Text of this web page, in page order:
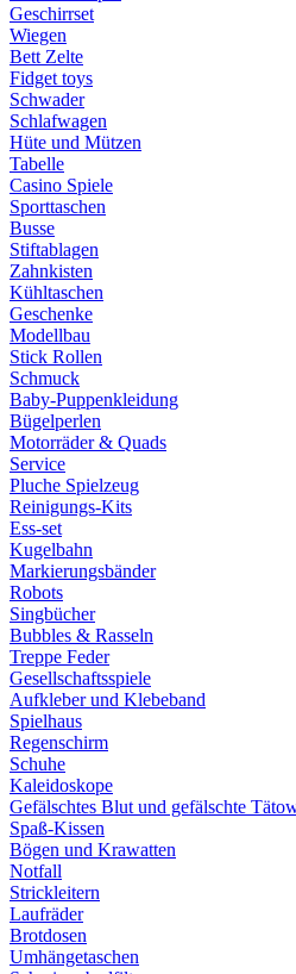
Geschirrset
Wiegen
Bett Zelte
Fidget toys
Schwader
Schlafwagen
Hüte und Mützen
Tabelle
Casino Spiele
Sporttaschen
Busse
Stiftablagen
Zahnkisten
Kühltaschen
Geschenke
Modellbau
Stick Rollen
Schmuck
Baby-Puppenkleidung
Bügelperlen
Motorräder & Quads
Service
Pluche Spielzeug
Reinigungs-Kits
Ess-set
Kugelbahn
Markierungsbänder
Robots
Singbücher
Bubbles & Rasseln
Treppe Feder
Gesellschaftsspiele
Aufkleber und Klebeband
Spielhaus
Regenschirm
Schuhe
Kaleidoskope
Gefälschtes Blut und gefälschte
Spaß-Kissen
Bögen und Krawatten
Notfall
Strickleitern
Laufräder
Brotdosen
Umhängetaschen